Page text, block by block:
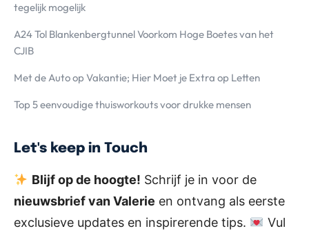
tegelijk mogelijk
A24 Tol Blankenbergtunnel Voorkom Hoge Boetes van het
CJIB
Met de Auto op Vakantie; Hier Moet je Extra op Letten
Top 5 eenvoudige thuisworkouts voor drukke mensen
Let's keep in Touch
Blijf op de hoogte! Schrijf je in voor de
nieuwsbrief van Valerie en ontvang als eerste
exclusieve updates en inspirerende tips.
Vul